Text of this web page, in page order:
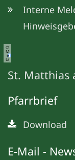
Interne
©
M
e
ta
St. Matthias
Pfarrbrief
Download
E-Mail -